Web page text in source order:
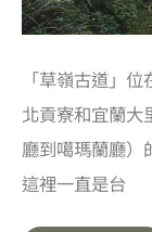
「草嶺古道」
北貢寮和宜蘭大
廳到噶瑪蘭廳）
這裡一直是台